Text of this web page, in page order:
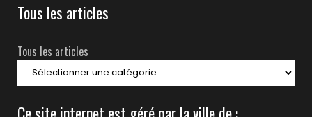
Tous les articles
Tous les articles